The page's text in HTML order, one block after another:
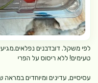
לפי משקל. דובדבנים
טעימים! ללא ריסוס על הפרי
עסיסיים, עדינים ומיוחדים